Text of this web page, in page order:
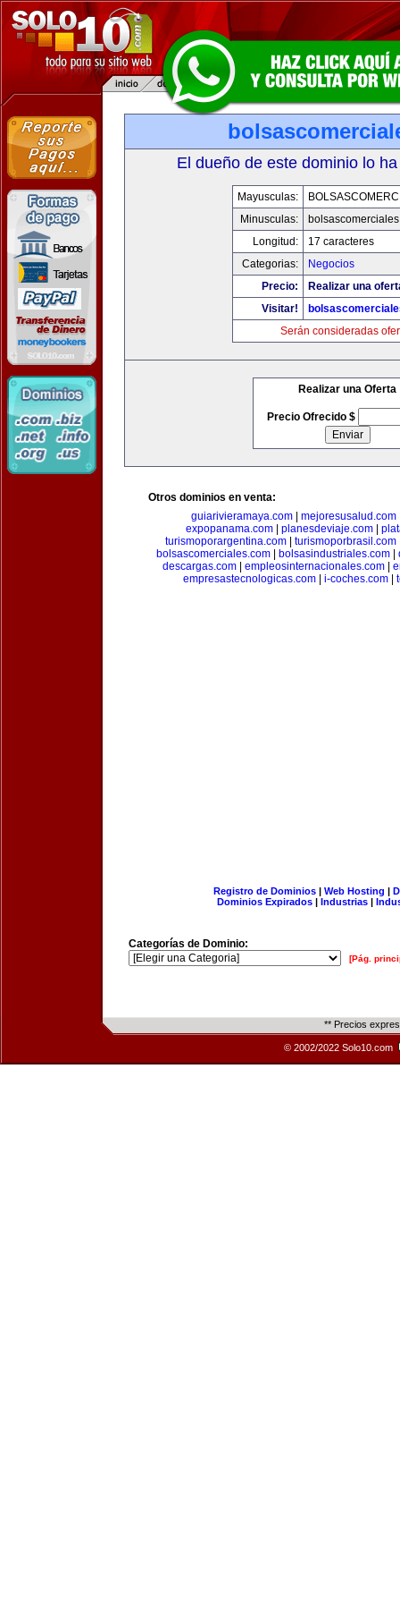
El dueño de este dominio lo
Mayusculas:
Minusculas:
Longitud:
17 caracteres
Categorias:
Negocios
Precio:
Realizar una
Visitar!
Serán consideradas
Realizar una Oferta
Precio Ofrecido $
Otros dominios en venta:
guiarivieramaya.com
mejoresusalud.com
expopanama.com| planesdeviaje.com|
turismoporargentina.com| turismoporbrasil.com
bolsascomerciales.com
bolsasindustriales.com
descargas.com
empleosinternacionales.com
empresastecnologicas.com
i-coches.com
Registro de Dominios| Web Hosting |
Dominios Expirados | Industrias |
Categorías de Dominio:
[Pág.
** Precios
© 2002/2022 Solo10.com